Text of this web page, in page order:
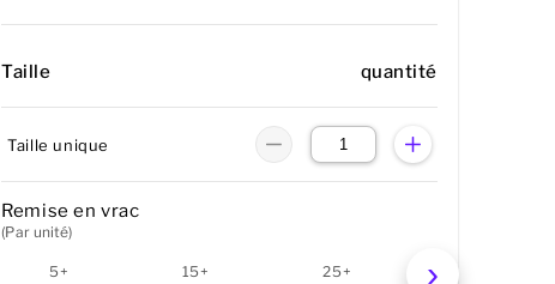
Taille quantité
Taille unique
Remise en vrac
(Par unité)
5+ 15+ 25+